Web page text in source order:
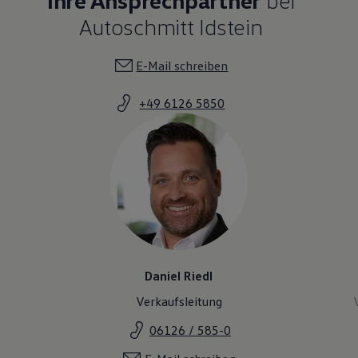
Autoschmitt Idstein
E-Mail schreiben
+49 6126 5850
Daniel Riedl
Verkaufsleitung
06126 / 585-0